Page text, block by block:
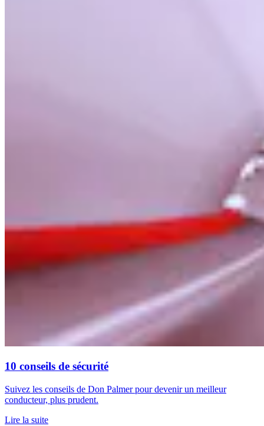
10 conseils de sécurité
Suivez les conseils de Don Palmer pour devenir un meilleur
conducteur, plus prudent.
Lire la suite